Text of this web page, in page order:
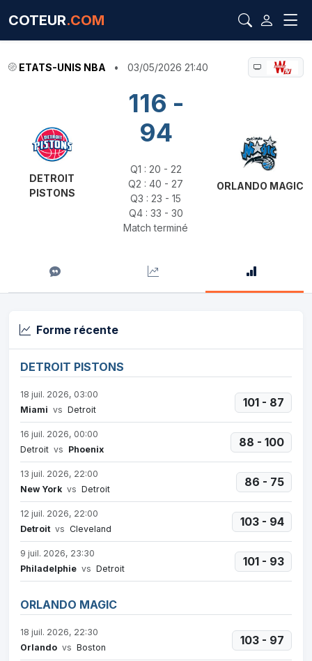
COTEUR.COM
ETATS-UNIS NBA • 03/05/2026 21:40
DETROIT
PISTONS
116 -
94
Q1 : 20 - 22
Q2 : 40 - 27
Q3 : 23 - 15
Q4 : 33 - 30
Match terminé
ORLANDO MAGIC
Forme récente
DETROIT PISTONS
18 juil. 2026, 03:00
Miami vs Detroit
101 - 87
16 juil. 2026, 00:00
Detroit vs Phoenix
88 - 100
13 juil. 2026, 22:00
New York vs Detroit
86 - 75
12 juil. 2026, 22:00
Detroit vs Cleveland
103 - 94
9 juil. 2026, 23:30
Philadelphie vs Detroit
101 - 93
ORLANDO MAGIC
18 juil. 2026, 22:30
Orlando vs Boston
103 - 97